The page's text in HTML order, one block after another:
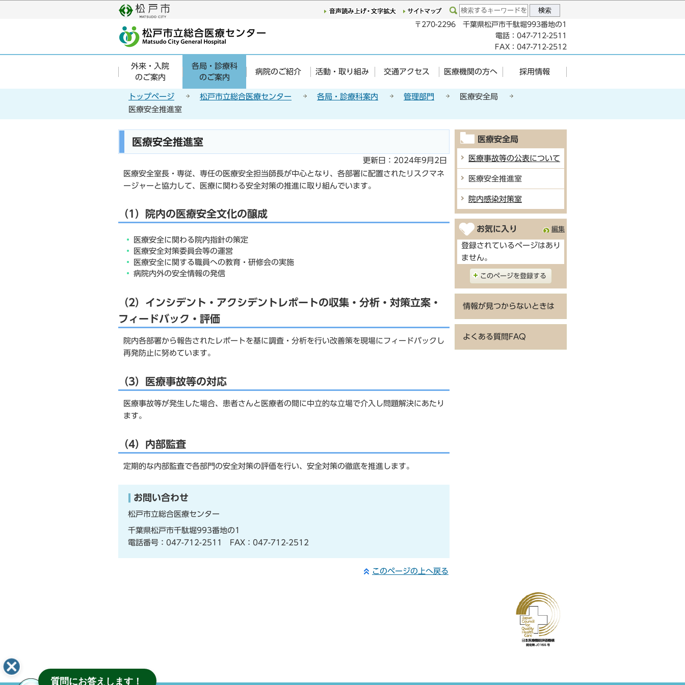
ジ
このページの本文へ移動
〒270-2296 千葉県松戸市千駄堀993番地の1
電話：047-712-2511
FAX：047-712-2512
外来・入院
のご案内
各局・診療科
のご案内
病院のご紹介 活動・取り組み 交通アクセス 医療機関の方へ 採用情報
トップページ 松戸市立総合医療センター 各局・診療科案内 管理部門
医療安全局
医療安全推進室
こ
か
医療安全推進室
更新日：2024年9月2日
医療安全室長・専従、専任の医療安全担当師長が中心となり、各部署に配置されたリスクマネ
ージャーと協力して、医療に関わる安全対策の推進に取り組んでいます。
（1）院内の医療安全文化の醸成
医療安全に関わる院内指針の策定
医療安全対策委員会等の運営
医療安全に関する職員への教育・研修会の実施
病院内外の安全情報の発信
（2）インシデント・アクシデントレポートの収集・分析・対策立案・
フィードバック・評価
院内各部署から報告されたレポートを基に調査・分析を行い改善策を現場にフィードバックし
再発防止に努めています。
（3）医療事故等の対応
医療事故等が発生した場合、患者さんと医療者の間に中立的な立場で介入し問題解決にあたり
ます。
（4）内部監査
定期的な内部監査で各部門の安全対策の評価を行い、安全対策の徹底を推進します。
お問い合わせ
松戸市立総合医療センター
千葉県松戸市千駄堀993番地の1
電話番号： 047-712-2511 FAX：047-712-2512
このページの上へ戻る
医療安全局
医療事故等の公表について
医療安全推進室
院内感染対策室
お気に入り 編集
登録されているページはあり
ません。
このページを登録する
情報が見つからないときは
よくある質問FAQ
質問にお答えします！